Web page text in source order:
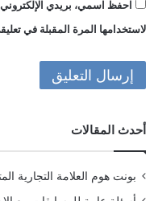
احفظ اسمي، بريدي
لاستخدامها المرة المقبلة في
أحدث المقالات
بونت هوم العلامة التجارية